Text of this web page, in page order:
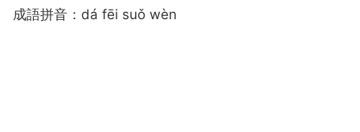
成語拼音：dá fēi suǒ wèn